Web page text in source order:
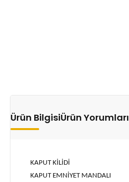
Ürün BilgisiÜrün Yorumları
KAPUT KİLİDİ
KAPUT EMNİYET MANDALI